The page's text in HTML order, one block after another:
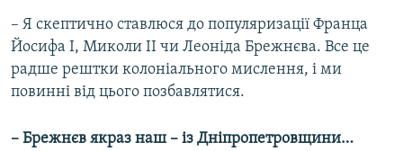
– Я скептично ставлюся до популяризації Франца
Йосифа І, Миколи ІІ чи Леоніда Брежнєва. Все це
радше рештки колоніального мислення, і ми
повинні від цього позбавлятися.
– Брежнєв якраз наш – із Дніпропетровщини…